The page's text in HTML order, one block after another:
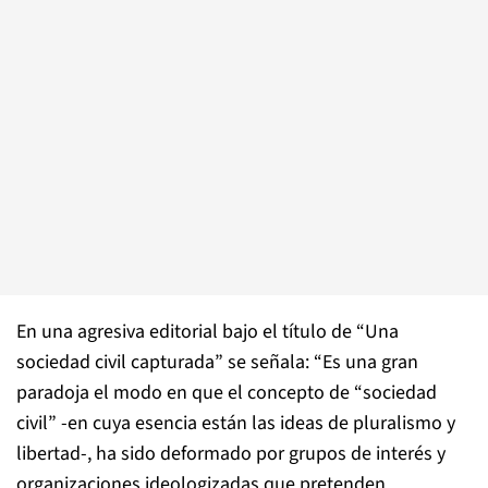
En una agresiva editorial bajo el título de “Una
sociedad civil capturada” se señala: “Es una gran
paradoja el modo en que el concepto de “sociedad
civil” -en cuya esencia están las ideas de pluralismo y
libertad-, ha sido deformado por grupos de interés y